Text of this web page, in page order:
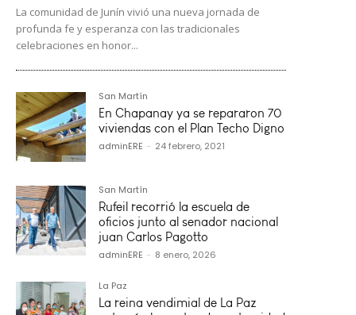
La comunidad de Junín vivió una nueva jornada de
profunda fe y esperanza con las tradicionales
celebraciones en honor...
San Martín
En Chapanay ya se repararon 70
viviendas con el Plan Techo Digno
adminERE - 24 febrero, 2021
San Martín
Rufeil recorrió la escuela de
oficios junto al senador nacional
juan Carlos Pagotto
adminERE - 8 enero, 2026
La Paz
La reina vendimial de La Paz